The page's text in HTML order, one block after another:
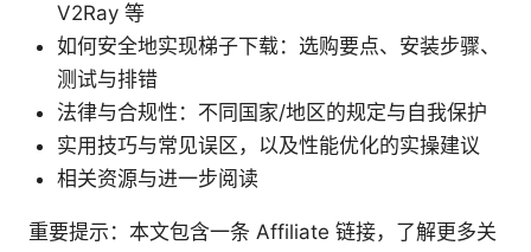
V2Ray 等
如何安全地实现梯子下载：选购要点、安装步骤、
测试与排错
法律与合规性：不同国家/地区的规定与自我保护
实用技巧与常见误区，以及性能优化的实操建议
相关资源与进一步阅读
重要提示：本文包含一条 Affiliate 链接，了解更多关